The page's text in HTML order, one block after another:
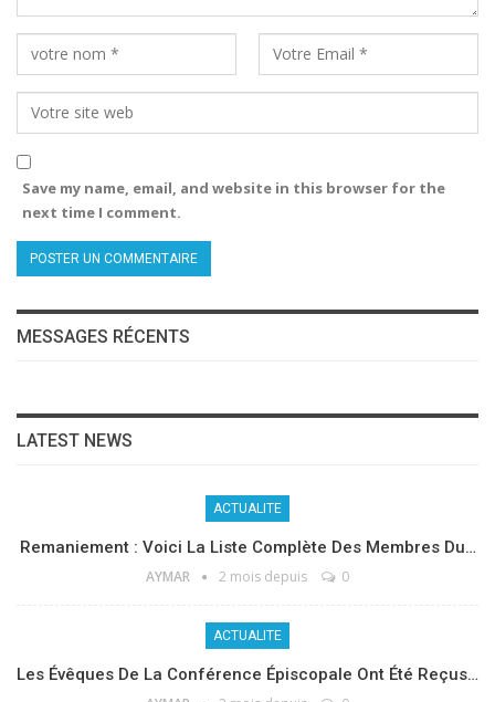
Save my name, email, and website in this browser for the
next time I comment.
MESSAGES RÉCENTS
LATEST NEWS
ACTUALITE
Remaniement : Voici La Liste Complète Des Membres Du…
AYMAR 2 mois depuis 0
ACTUALITE
Les Évêques De La Conférence Épiscopale Ont Été Reçus…